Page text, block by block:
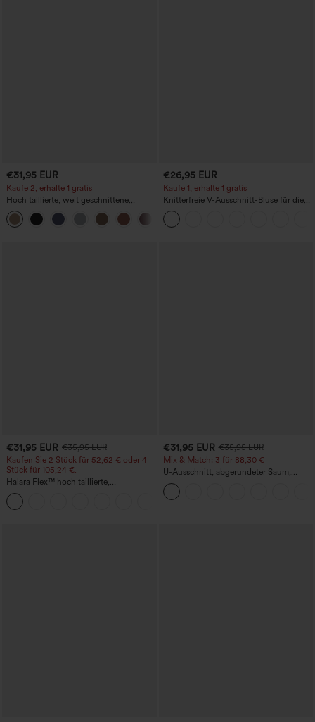
€31,95 EUR
Kaufe 2, erhalte 1 gratis
Hoch taillierte, weit geschnittene
Freizeithose aus Leinenmischung mit
Kordelzug und Taschen
€26,95 EUR
Kaufe 1, erhalte 1 gratis
Knitterfreie V-Ausschnitt-Bluse für die
Arbeit, kurzärmelig und oversized
€31,95 EUR €35,95 EUR
Kaufen Sie 2 Stück für 52,62 € oder 4
Stück für 105,24 €.
Halara Flex™ hoch taillierte,
figurformende Arbeitshose, die die Taille
schmaler wirken lässt, mit Taschen,
weitem Bein und Mikro-Waffelstruktur
€31,95 EUR €35,95 EUR
Mix & Match: 3 für 88,30 €
U-Ausschnitt, abgerundeter Saum,
InstantCool Yoga-Trägertop – UPF50+